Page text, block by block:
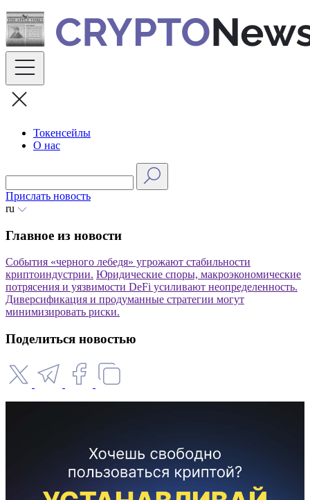
Skip
to
content
Токенсейлы
О нас
Прислать новость
ru
Главное из новости
События «черного лебедя» угрожают стабильности
криптоиндустрии. Юридические споры, макроэкономические
потрясения и уязвимости DeFi усиливают неопределенность.
Диверсификация и продуманные стратегии могут
минимизировать риски.
Поделиться новостью